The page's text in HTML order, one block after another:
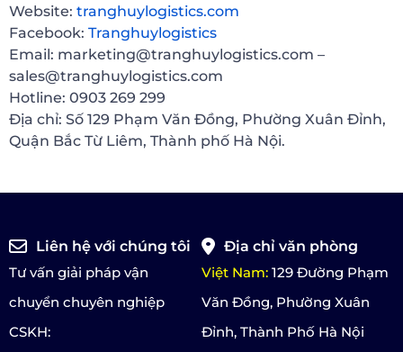
Website: tranghuylogistics.com
Facebook: Tranghuylogistics
Email: marketing@tranghuylogistics.com –
sales@tranghuylogistics.com
Hotline: 0903 269 299
Địa chỉ: Số 129 Phạm Văn Đồng, Phường Xuân Đỉnh,
Quận Bắc Từ Liêm, Thành phố Hà Nội.
Liên hệ với chúng tôi
Tư vấn giải pháp vận
chuyển chuyên nghiệp
CSKH:
Địa chỉ văn phòng
Việt Nam: 129 Đường Phạm
Văn Đồng, Phường Xuân
Đỉnh, Thành Phố Hà Nội